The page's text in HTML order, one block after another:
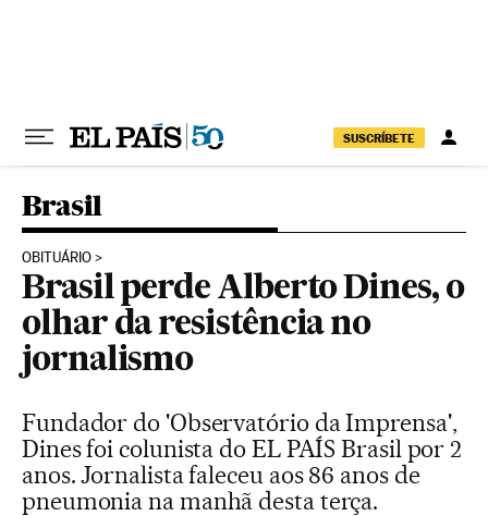
SUSCRÍBETE
Brasil
OBITUÁRIO
Brasil perde Alberto Dines, o
olhar da resistência no
jornalismo
Fundador do 'Observatório da Imprensa',
Dines foi colunista do EL PAÍS Brasil por 2
anos. Jornalista faleceu aos 86 anos de
pneumonia na manhã desta terça.